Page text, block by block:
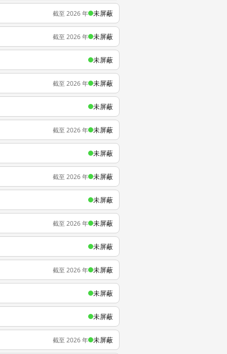
截至 2026 年 未屏蔽
截至 2026 年 未屏蔽
未屏蔽
截至 2026 年 未屏蔽
未屏蔽
截至 2026 年 未屏蔽
未屏蔽
截至 2026 年 未屏蔽
未屏蔽
截至 2026 年 未屏蔽
未屏蔽
截至 2026 年 未屏蔽
未屏蔽
未屏蔽
截至 2026 年 未屏蔽